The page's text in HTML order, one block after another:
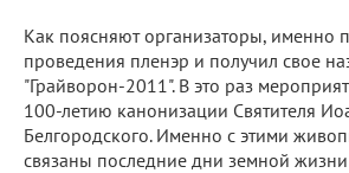
Как поясняют организаторы, именно
проведения пленэр и получил свое
"Грайворон-2011". В это раз
100-летию канонизации Святителя
Белгородского. Именно с этими
связаны последние дни земной